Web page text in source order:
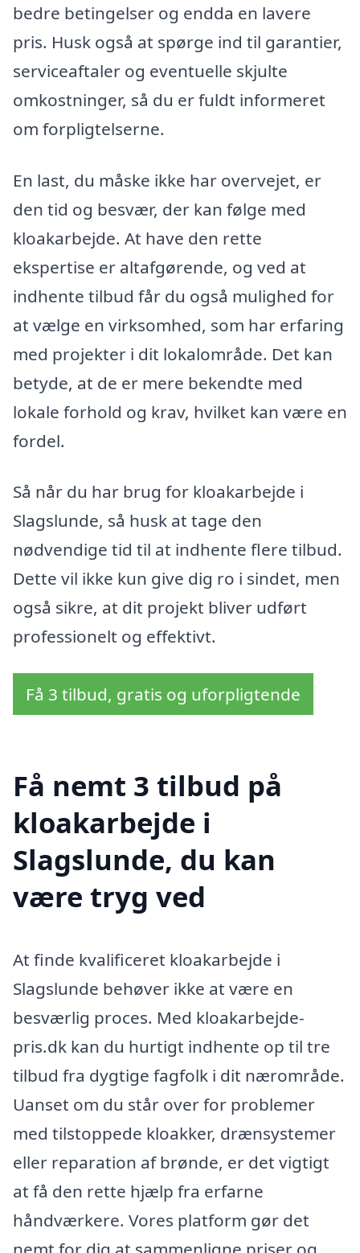
bedre betingelser og endda en lavere
pris. Husk også at spørge ind til garantier,
serviceaftaler og eventuelle skjulte
omkostninger, så du er fuldt informeret
om forpligtelserne.
En last, du måske ikke har overvejet, er
den tid og besvær, der kan følge med
kloakarbejde. At have den rette
ekspertise er altafgørende, og ved at
indhente tilbud får du også mulighed for
at vælge en virksomhed, som har erfaring
med projekter i dit lokalområde. Det kan
betyde, at de er mere bekendte med
lokale forhold og krav, hvilket kan være en
fordel.
Så når du har brug for kloakarbejde i
Slagslunde, så husk at tage den
nødvendige tid til at indhente flere tilbud.
Dette vil ikke kun give dig ro i sindet, men
også sikre, at dit projekt bliver udført
professionelt og effektivt.
Få 3 tilbud, gratis og uforpligtende
Få nemt 3 tilbud på
kloakarbejde i
Slagslunde, du kan
være tryg ved
At finde kvalificeret kloakarbejde i
Slagslunde behøver ikke at være en
besværlig proces. Med kloakarbejde-
pris.dk kan du hurtigt indhente op til tre
tilbud fra dygtige fagfolk i dit nærområde.
Uanset om du står over for problemer
med tilstoppede kloakker, drænsystemer
eller reparation af brønde, er det vigtigt
at få den rette hjælp fra erfarne
håndværkere. Vores platform gør det